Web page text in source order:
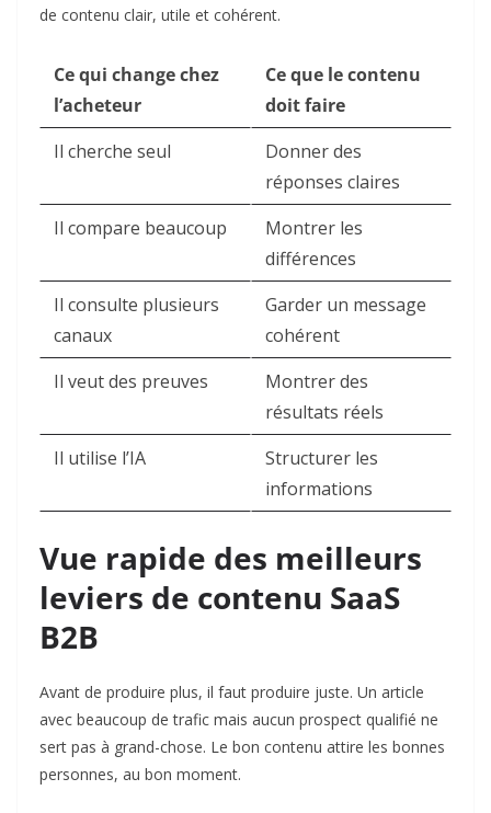
de contenu clair, utile et cohérent.
Ce qui change chez
l’acheteur
Ce que le contenu
doit faire
Il cherche seul
Donner des
réponses claires
Il compare beaucoup
Montrer les
différences
Il consulte plusieurs
canaux
Garder un message
cohérent
Il veut des preuves
Montrer des
résultats réels
Il utilise l’IA
Structurer les
informations
Vue rapide des meilleurs
leviers de contenu SaaS
B2B
Avant de produire plus, il faut produire juste. Un article
avec beaucoup de trafic mais aucun prospect qualifié ne
sert pas à grand-chose. Le bon contenu attire les bonnes
personnes, au bon moment.